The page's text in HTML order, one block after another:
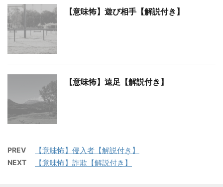
【意味怖】遊び相手【解説付き】
【意味怖】遠足【解説付き】
PREV 【意味怖】侵入者【解説付き】
NEXT 【意味怖】詐欺【解説付き】